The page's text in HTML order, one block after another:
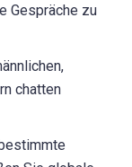
Gespräche zu
chatten